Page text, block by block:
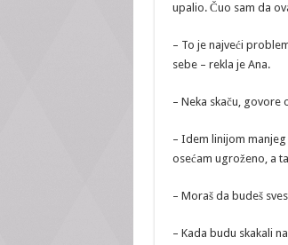
upalio. Čuo sam da
– To je najveći
sebe – rekla je Ana.
– Neka skaču, govore
– Idem linijom
osećam ugroženo, a
– Moraš da budeš
– Kada budu skakali